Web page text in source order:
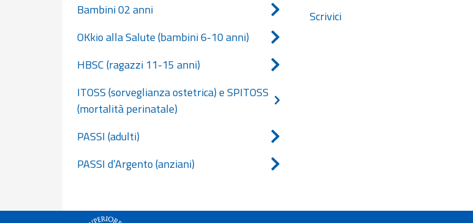
Bambini 02 anni
OKkio alla Salute (bambini 6-10 anni)
HBSC (ragazzi 11-15 anni)
ITOSS (sorveglianza ostetrica) e SPITOSS
(mortalità perinatale)
PASSI (adulti)
PASSI d’Argento (anziani)
Scrivici